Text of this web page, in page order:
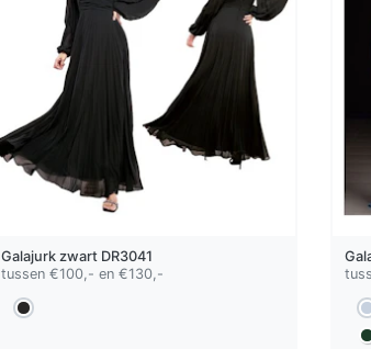
Galajurk zwartDR3041
tussen €100,- en €130,-